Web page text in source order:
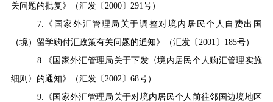
关问题的批复》（汇发〔 2000〕 291 号）
7.
《国家外汇管理局关于调整对境内居民个人自费出国
（境）留学购付汇政策有关问题的通知》（汇发〔 2001 〕 185号）
8.
《国家外汇管理局关于下发〈境内居民个人购汇管理实施
细则〉的通知》（汇发〔 2002 〕 68号）
9.
《国家外汇管理局关于对境内居民个人前往邻国边境地区